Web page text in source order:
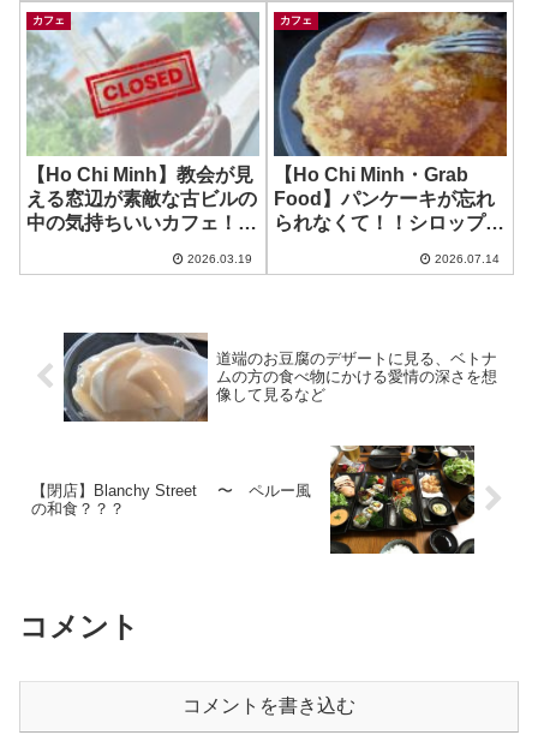
カフェ
【Ho Chi Minh】教会が見
える窓辺が素敵な古ビルの
中の気持ちいいカフェ！ ~
2026.03.19
カフェ
【Ho Chi Minh・Grab
Food】パンケーキが忘れ
られなくて！！シロップた
York Deli & Diner
2026.07.14
道端のお豆腐のデザートに見る、ベトナ
ムの方の食べ物にかける愛情の深さを想
像して見るなど
【閉店】Blanchy Street 〜 ペルー風
の和食？？？
コメント
コメントを書き込む